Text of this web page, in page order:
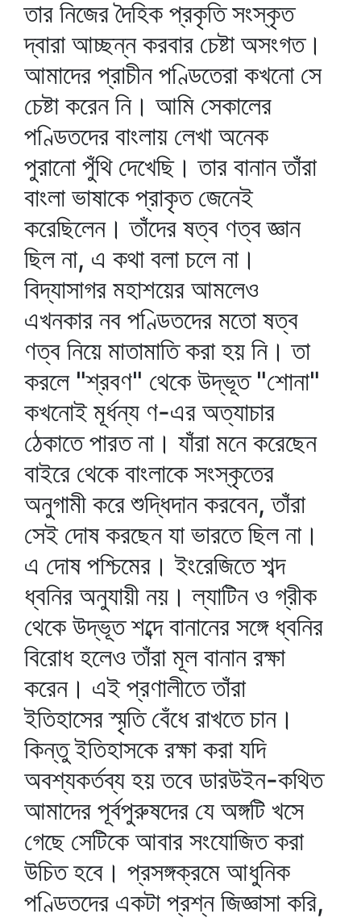
তার নিজের দৈহিক প্রকৃতি সংস্কৃত
দ্বারা আচ্ছন্ন করবার চেষ্টা অসংগত।
আমাদের প্রাচীন পণ্ডিতেরা কখনো সে
চেষ্টা করেন নি। আমি সেকালের
পণ্ডিতদের বাংলায় লেখা অনেক
পুরানো পুঁথি দেখেছি। তার বানান তাঁরা
বাংলা ভাষাকে প্রাকৃত জেনেই
করেছিলেন। তাঁদের ষত্ব ণত্ব জ্ঞান
ছিল না, এ কথা বলা চলে না।
বিদ্যাসাগর মহাশয়ের আমলেও
এখনকার নব পণ্ডিতদের মতো ষত্ব
ণত্ব নিয়ে মাতামাতি করা হয় নি। তা
করলে "শ্রবণ" থেকে উদ্ভূত "শোনা"
কখনোই মূর্ধন্য ণ-এর অত্যাচার
ঠেকাতে পারত না। যাঁরা মনে করেছেন
বাইরে থেকে বাংলাকে সংস্কৃতের
অনুগামী করে শুদ্ধিদান করবেন, তাঁরা
সেই দোষ করছেন যা ভারতে ছিল না।
এ দোষ পশ্চিমের। ইংরেজিতে শব্দ
ধ্বনির অনুযায়ী নয়। ল্যাটিন ও গ্রীক
থেকে উদ্ভূত শব্দে বানানের সঙ্গে ধ্বনির
বিরোধ হলেও তাঁরা মূল বানান রক্ষা
করেন। এই প্রণালীতে তাঁরা
ইতিহাসের স্মৃতি বেঁধে রাখতে চান।
কিন্তু ইতিহাসকে রক্ষা করা যদি
অবশ্যকর্তব্য হয় তবে ডারউইন-কথিত
আমাদের পূর্বপুরুষদের যে অঙ্গটি খসে
গেছে সেটিকে আবার সংযোজিত করা
উচিত হবে। প্রসঙ্গক্রমে আধুনিক
পণ্ডিতদের একটা প্রশ্ন জিজ্ঞাসা করি,